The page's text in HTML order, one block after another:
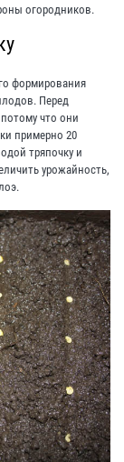
огородников.
формирования
Перед
что они
примерно 20
тряпочку и
урожайность,